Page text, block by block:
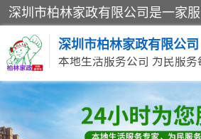
深圳市柏林家政有限公司
本地生活服务公司 为民服务
家居保洁 护工